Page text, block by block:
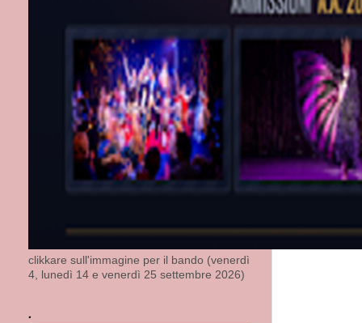
Posta un
clikkare sull'immagine per il bando (venerdì
4, lunedì 14 e venerdì 25 settembre 2026)
.